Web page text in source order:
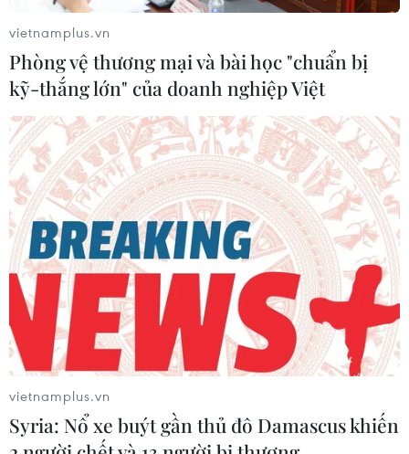
vietnamplus.vn
Phòng vệ thương mại và bài học "chuẩn bị
kỹ-thắng lớn" của doanh nghiệp Việt
vietnamplus.vn
Syria: Nổ xe buýt gần thủ đô Damascus khiến